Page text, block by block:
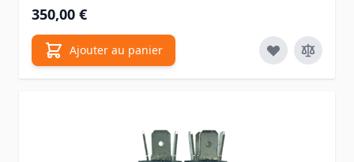
350,00 €
Ajouter au panier